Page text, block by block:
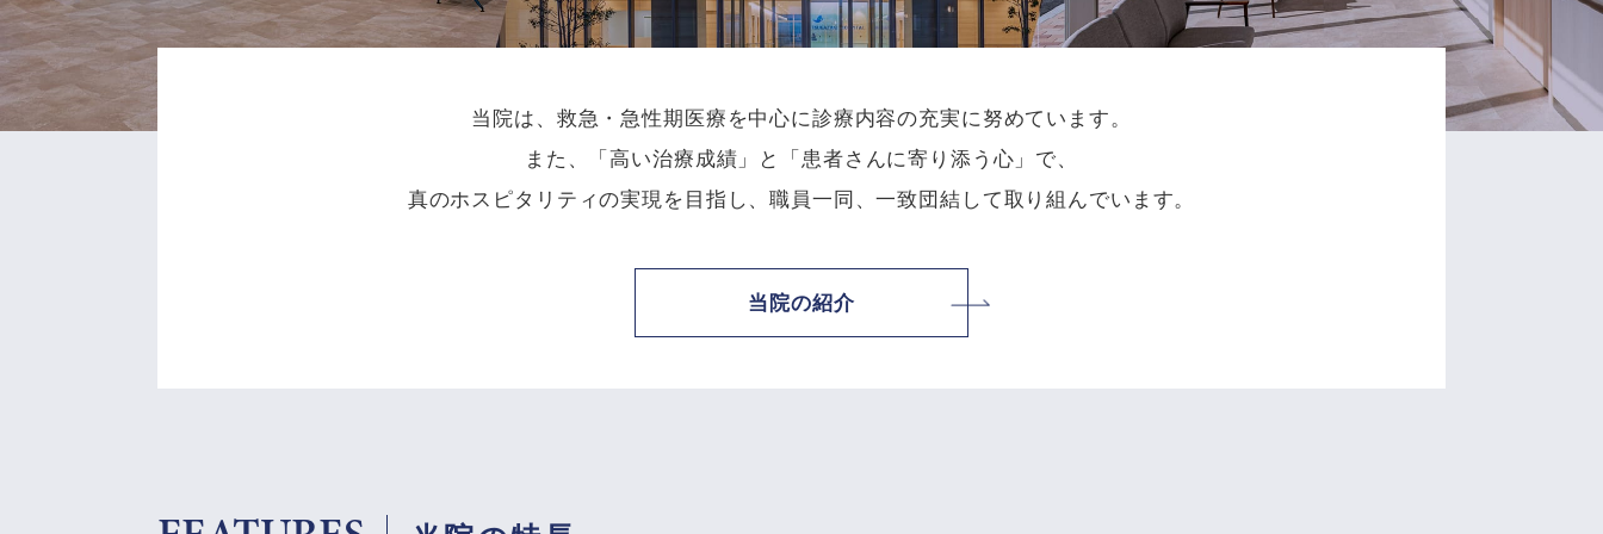
当院は、救急・急性期医療を中心に診療内容の充実に努めています。
また、「高い治療成績」と「患者さんに寄り添う心」で、
真のホスピタリティの実現を目指し、職員一同、一致団結して取り組んでいます。
当院の紹介